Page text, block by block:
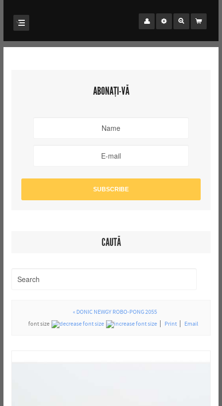
ABONAȚI-VĂ
CAUTĂ
« DONIC NEWGY ROBO-PONG 2055
font size
Print Email